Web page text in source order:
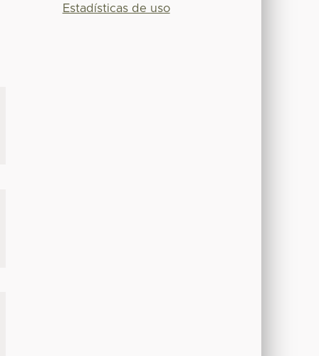
Estadísticas de uso